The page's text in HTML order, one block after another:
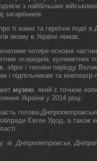
з найбільших
загарбників.
ті важкі та героїчні події в
якому в Україні немає.
чотири основні
осередків, кулеметних
зброї і техніки періоду
і підпільникам та кінотеатр-
музею, який є точною
України у 2014 році.
голова
Євген Удод, а також
м.Дніпропетровськ,